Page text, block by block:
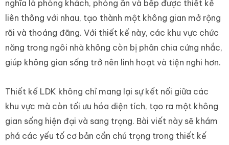
nghĩa là phòng khách, phòng ăn và bếp được thiết kế
liên thông với nhau, tạo thành một không gian mở rộng
rãi và thoáng đãng. Với thiết kế này, các khu vực chức
năng trong ngôi nhà không còn bị phân chia cứng nhắc,
giúp không gian sống trở nên linh hoạt và tiện nghi hơn.
Thiết kế LDK không chỉ mang lại sự kết nối giữa các
khu vực mà còn tối ưu hóa diện tích, tạo ra một không
gian sống hiện đại và sang trọng. Bài viết này sẽ khám
phá các yếu tố cơ bản cần chú trọng trong thiết kế